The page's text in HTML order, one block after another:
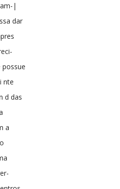
|
dar
possue
nte
d das
a